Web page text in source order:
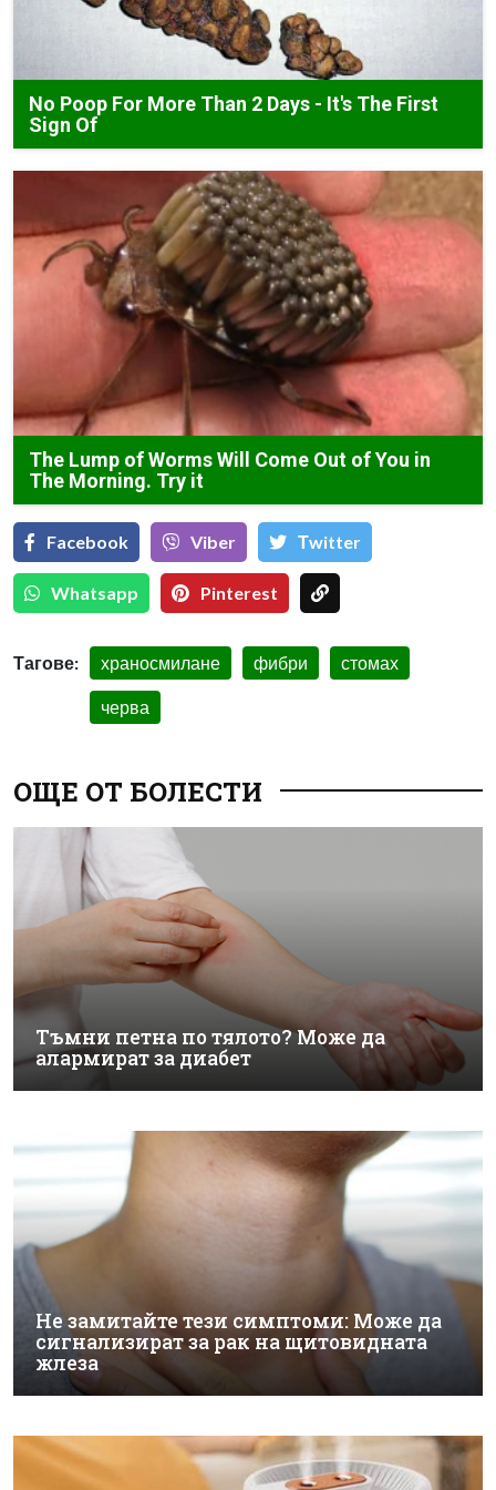
No Poop For More Than 2 Days - It's The First
Sign Of
The Lump of Worms Will Come Out of You in
The Morning. Try it
Facebook Viber Тwitter
Whatsapp Pinterest
Тагове: храносмилане фибри стомах
черва
ОЩЕ ОТ БОЛЕСТИ
Тъмни петна по тялото? Може да
алармират за диабет
Не замитайте тези симптоми: Може да
сигнализират за рак на щитовидната
жлеза